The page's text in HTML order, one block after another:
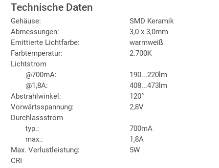
Technische Daten
Gehäuse:
SMD Keramik
Abmessungen:
3,0 x 3,0mm
Emittierte Lichtfarbe:
warmweiß
Farbtemperatur:
2.700K
Lichtstrom
@700mA:
190...220lm
@1,8A:
408...473lm
Abstrahlwinkel:
120°
Vorwärtsspannung:
2,8V
Durchlassstrom
typ.:
700mA
max.:
1,8A
Max. Verlustleistung:
5W
CRI